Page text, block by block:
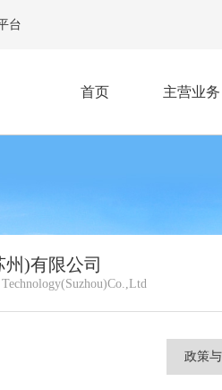
台
首页 主营业务
)有限公司
政策